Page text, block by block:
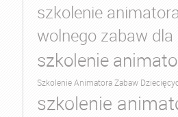
szkolenie
wolnego zabaw dla
szkolenie
Szkolenie Animatora Zabaw
szkolenie